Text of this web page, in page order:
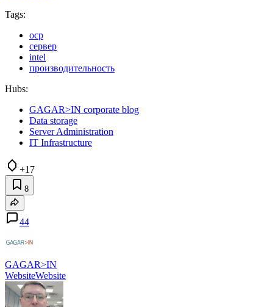
Tags:
ocp
сервер
intel
производительность
Hubs:
GAGAR>IN corporate blog
Data storage
Server Administration
IT Infrastructure
+17
8
44
GAGAR>IN
WebsiteWebsite